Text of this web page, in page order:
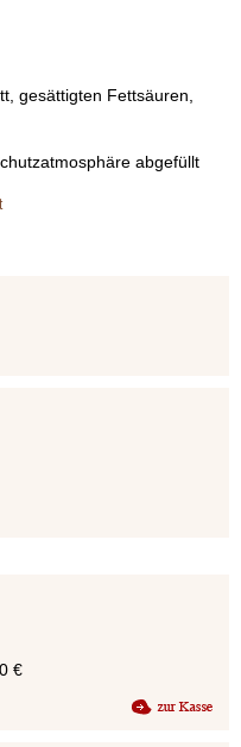
gesättigten Fettsäuren,
abgefüllt
€